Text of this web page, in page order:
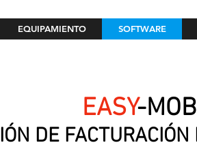
EQUIPAMIENTO SOFTWARE
EASY-
DE